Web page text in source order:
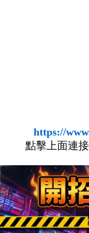
https://
點擊上面連